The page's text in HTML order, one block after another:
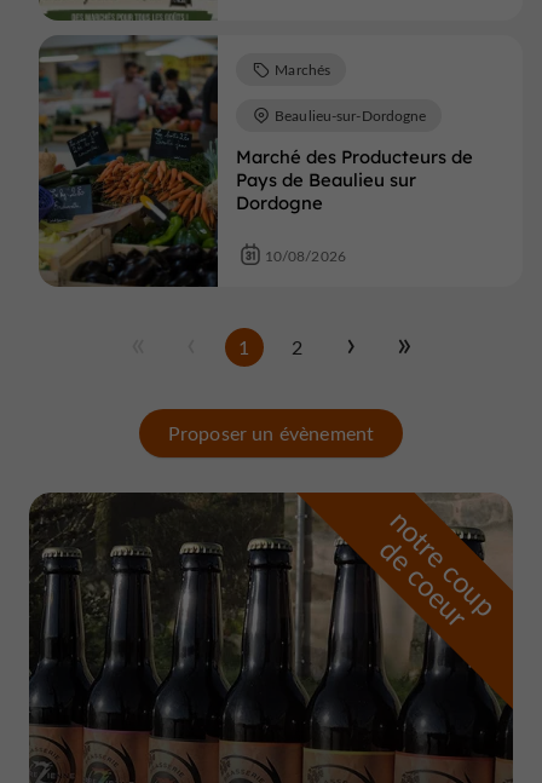
Marché des Producteurs de
Pays de Beaulieu sur
Dordogne
Marchés
Beaulieu-sur-Dordogne
10/08/2026
1 2
Proposer un évènement
n
o
t
r
e
c
o
u
p
d
e
c
o
e
u
r